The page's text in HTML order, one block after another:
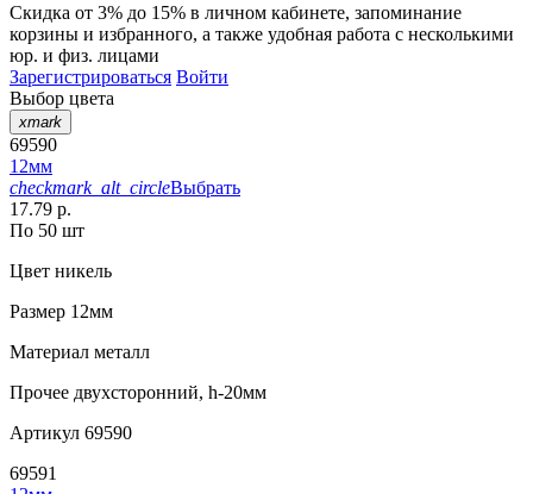
Скидка от 3% до 15% в личном кабинете, запоминание
корзины и избранного, а также удобная работа с несколькими
юр. и физ. лицами
Зарегистрироваться Войти
Выбор цвета
xmark
69590
12мм
checkmark_alt_circleВыбрать
17.79 р.
По 50 шт
Цвет никель
Размер 12мм
Материал металл
Прочее двухсторонний, h-20мм
Артикул 69590
69591